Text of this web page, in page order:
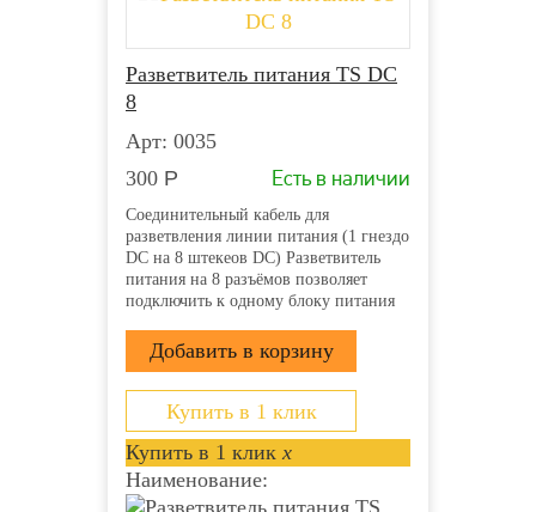
Разветвитель питания TS DC
8
Арт: 0035
300 Р Есть в наличии
Соединительный кабель для
разветвления линии питания (1 гнездо
DC на 8 штекеов DC) Разветвитель
питания на 8 разъёмов позволяет
подключить к одному блоку питания
Вход: Гнездо питания DC типа «мама»
(внутренний контакт 2.1 мм) Выход: 8
штекеров питания DC...
Купить в 1 клик
Купить в 1 клик x
Наименование: